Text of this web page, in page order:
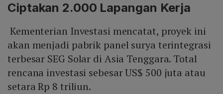
Ciptakan 2.000 Lapangan Kerja
Kementerian Investasi mencatat, proyek ini
akan menjadi pabrik panel surya terintegrasi
terbesar SEG Solar di Asia Tenggara. Total
rencana investasi sebesar US$ 500 juta atau
setara Rp 8 triliun.